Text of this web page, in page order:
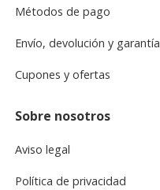
Métodos de pago
Envío, devolución y garantía
Cupones y ofertas
Sobre nosotros
Aviso legal
Política de privacidad